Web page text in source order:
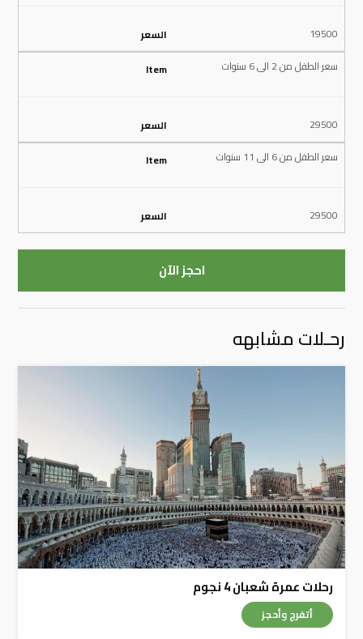
19500
سعر الطفل من 2 الى 6 سنوات
29500
سعر الطفل من 6 الى 11 سنوات
29500
احجز الآن
رحـلات مشابهه
رحلات عمرة شعبان 4 نجوم
أتفرج وأحجز